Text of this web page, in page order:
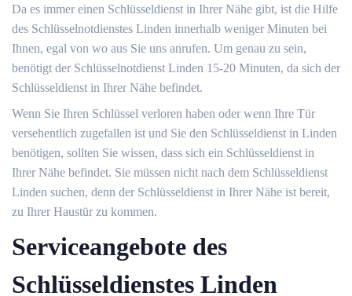
Da es immer einen Schlüsseldienst in Ihrer Nähe gibt, ist die Hilfe
des Schlüsselnotdienstes Linden innerhalb weniger Minuten bei
Ihnen, egal von wo aus Sie uns anrufen. Um genau zu sein,
benötigt der Schlüsselnotdienst Linden 15-20 Minuten, da sich der
Schlüsseldienst in Ihrer Nähe befindet.
Wenn Sie Ihren Schlüssel verloren haben oder wenn Ihre Tür
versehentlich zugefallen ist und Sie den Schlüsseldienst in Linden
benötigen, sollten Sie wissen, dass sich ein Schlüsseldienst in
Ihrer Nähe befindet. Sie müssen nicht nach dem Schlüsseldienst
Linden suchen, denn der Schlüsseldienst in Ihrer Nähe ist bereit,
zu Ihrer Haustür zu kommen.
Serviceangebote des
Schlüsseldienstes Linden